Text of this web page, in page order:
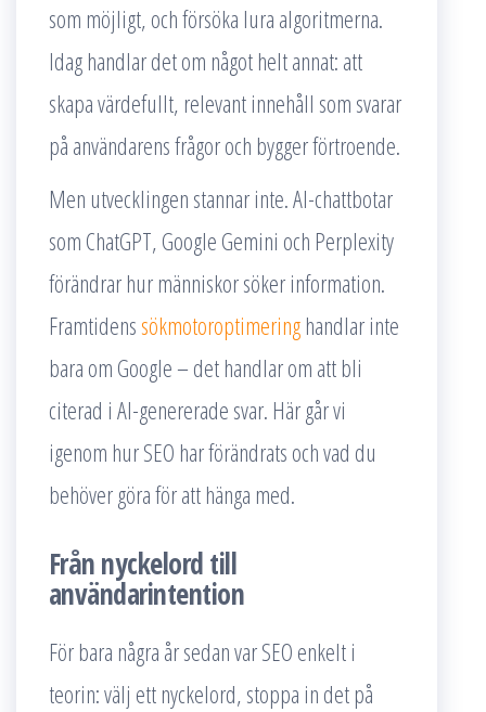
som möjligt, och försöka lura algoritmerna.
Idag handlar det om något helt annat: att
skapa värdefullt, relevant innehåll som svarar
på användarens frågor och bygger förtroende.
Men utvecklingen stannar inte. AI-chattbotar
som ChatGPT, Google Gemini och Perplexity
förändrar hur människor söker information.
Framtidenssökmotoroptimering handlar inte
bara om Google – det handlar om att bli
citerad i AI-genererade svar. Här går vi
igenom hur SEO har förändrats och vad du
behöver göra för att hänga med.
Från nyckelord till
användarintention
För bara några år sedan var SEO enkelt i
teorin: välj ett nyckelord, stoppa in det på